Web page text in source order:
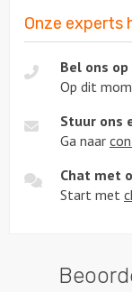
Onze experts
Bel ons op
Op dit
Stuur ons
Ga naar
Chat met
Start met